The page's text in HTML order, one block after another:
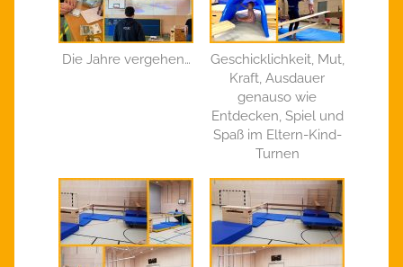
Die Jahre vergehen…
Geschicklichkeit, Mut,
Kraft, Ausdauer
genauso wie
Entdecken, Spiel und
Spaß im Eltern-Kind-
Turnen